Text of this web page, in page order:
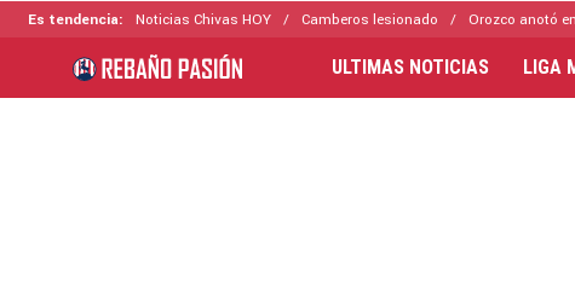
Es tendencia: Noticias Chivas HOY Camberos lesionado Orozco anotó
ULTIMAS NOTICIAS LIGA